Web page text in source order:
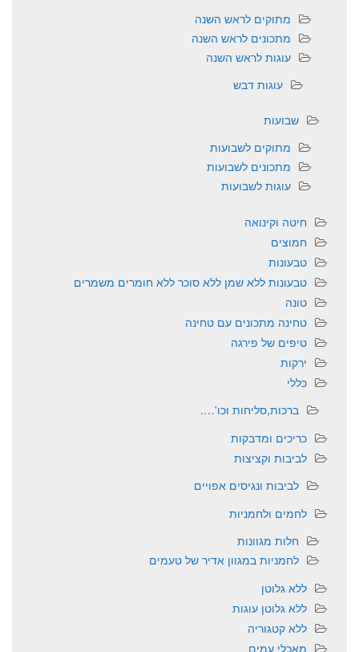
מתוקים לראש השנה
מתכונים לראש השנה
עוגות לראש השנה
עוגות דבש
שבועות
מתוקים לשבועות
מתכונים לשבועות
עוגות לשבועות
חיטה וקינואה
חמוצים
טבעונות
טבעונות ללא שמן ללא סוכר ללא חומרים משמרים
טונה
טחינה מתכונים עם טחינה
טיפים של פירגה
ירקות
כללי
ברכות,סליחות וכו'….
כריכים ומדבקות
לביבות וקציצות
לביבות ונגיסים אפויים
לחמים ולחמניות
חלות מגוונות
לחמניות במגוון אדיר של טעמים
ללא גלוטן
ללא גלוטן עוגות
ללא קטגוריה
מאכלי עמים